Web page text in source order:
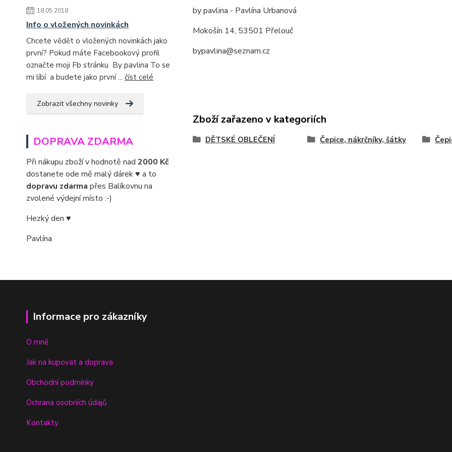
18.05.2018
Info o vložených novinkách
Chcete vědět o vložených novinkách jako
první? Pokud máte Facebookový profil
označte moji Fb stránku By pavlina To se
mi líbí a budete jako první ... číst celé
Zobrazit všechny novinky
DOPRAVA ZDARMA
Při nákupu zboží v hodnotě nad 2000 Kč
dostanete ode mě malý dárek ♥ a to
dopravu zdarma přes Balíkovnu na
zvolené výdejní místo :-)
Hezký den ♥
Pavlína
by pavlina - Pavlína Urbanová
Mokošín 14, 53501 Přelouč
bypavlina@seznam.cz
Zboží zařazeno v kategoriích
DĚTSKÉ OBLEČENÍ Čepice, nákrčníky, šátky
Informace pro zákazníky
O mně
Jak na kupovat a doprava
Obchodní podmínky
Ochrana osobních údajů
Kontakty